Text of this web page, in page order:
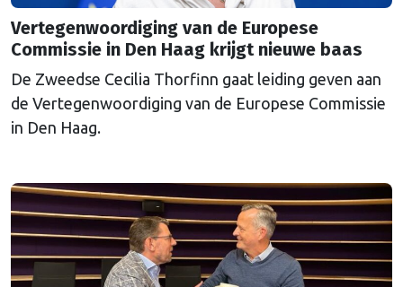
Vertegenwoordiging van de Europese
Commissie in Den Haag krijgt nieuwe baas
De Zweedse Cecilia Thorfinn gaat leiding geven aan
de Vertegenwoordiging van de Europese Commissie
in Den Haag.